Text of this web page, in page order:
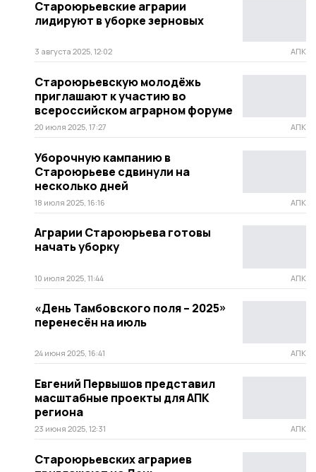
Староюрьевские аграрии
лидируют в уборке зерновых
3 августа 2025, 12:02 АПК
Староюрьевскую молодёжь
приглашают к участию во
всероссийском аграрном форуме
20 июля 2025, 17:27 АПК
Уборочную кампанию в
Староюрьеве сдвинули на
несколько дней
18 июля 2025, 16:16 АПК
Аграрии Староюрьева готовы
начать уборку
10 июля 2025, 11:44 АПК
«День Тамбовского поля – 2025»
перенесён на июль
24 июня 2025, 16:41 АПК
Евгений Первышов представил
масштабные проекты для АПК
региона
23 июня 2025, 12:31 АПК
Староюрьевских аграриев